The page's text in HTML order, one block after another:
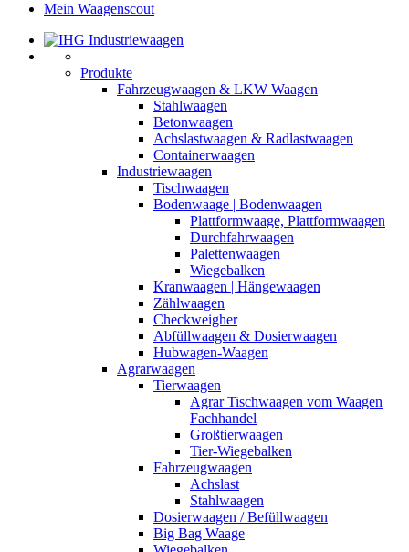
Mein Waagenscout
Produkte
Fahrzeugwaagen & LKW Waagen
Stahlwaagen
Betonwaagen
Achslastwaagen & Radlastwaagen
Containerwaagen
Industriewaagen
Tischwaagen
Bodenwaage | Bodenwaagen
Plattformwaage, Plattformwaagen
Durchfahrwaagen
Palettenwaagen
Wiegebalken
Kranwaagen | Hängewaagen
Zählwaagen
Checkweigher
Abfüllwaagen & Dosierwaagen
Hubwagen-Waagen
Agrarwaagen
Tierwaagen
Agrar Tischwaagen vom Waagen
Fachhandel
Großtierwaagen
Tier-Wiegebalken
Fahrzeugwaagen
Achslast
Stahlwaagen
Dosierwaagen / Befüllwaagen
Big Bag Waage